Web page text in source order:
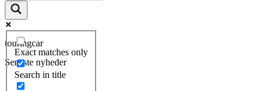
Exact matches only
Search in title
touringcar
Seneste nyheder